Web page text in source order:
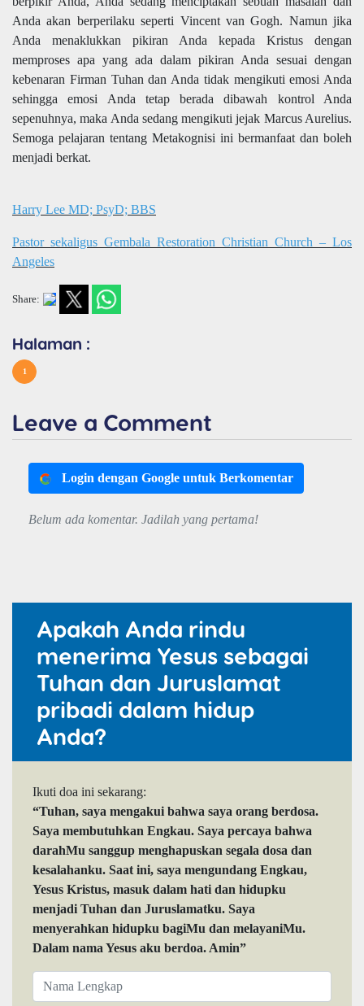
Anda akan berperilaku seperti Vincent van Gogh. Namun jika
Anda menaklukkan pikiran Anda kepada Kristus dengan
memproses apa yang ada dalam pikiran Anda sesuai dengan
kebenaran Firman Tuhan dan Anda tidak mengikuti emosi Anda
sehingga emosi Anda tetap berada dibawah kontrol Anda
sepenuhnya, maka Anda sedang mengikuti jejak Marcus Aurelius.
Semoga pelajaran tentang Metakognisi ini bermanfaat dan boleh
menjadi berkat.
Harry Lee MD; PsyD; BBS
Pastor sekaligus Gembala Restoration Christian Church – Los
Angeles
Share:
Halaman :
1
Leave a Comment
Login dengan Google untuk Berkomentar
Belum ada komentar. Jadilah yang pertama!
Apakah Anda rindu
menerima Yesus sebagai
Tuhan dan Juruslamat
pribadi dalam hidup
Anda?
Ikuti doa ini sekarang:
“Tuhan, saya mengakui bahwa saya orang berdosa.
Saya membutuhkan Engkau. Saya percaya bahwa
darahMu sanggup menghapuskan segala dosa dan
kesalahanku. Saat ini, saya mengundang Engkau,
Yesus Kristus, masuk dalam hati dan hidupku
menjadi Tuhan dan Juruslamatku. Saya
menyerahkan hidupku bagiMu dan melayaniMu.
Dalam nama Yesus aku berdoa. Amin”